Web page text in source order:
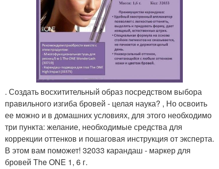
. Создать восхитительный образ посредством выбора
правильного изгиба бровей - целая наука? , Но освоить
ее можно и в домашних условиях, для этого необходимо
три пункта: желание, необходимые средства для
коррекции оттенков и пошаговая инструкция от эксперта.
В этом вам поможет! 32033 карандаш - маркер для
бровей The ONE 1, 6 г.